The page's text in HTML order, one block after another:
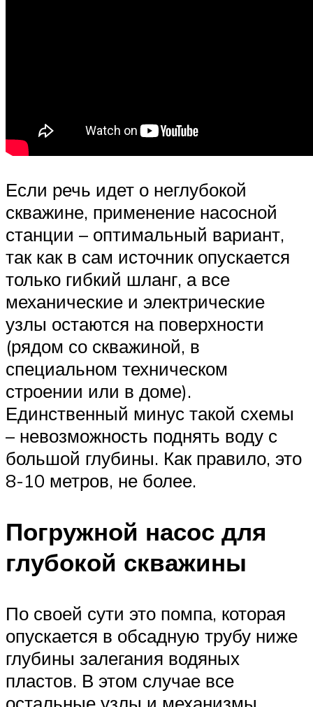
Если речь идет о неглубокой
скважине, применение насосной
станции – оптимальный вариант,
так как в сам источник опускается
только гибкий шланг, а все
механические и электрические
узлы остаются на поверхности
(рядом со скважиной, в
специальном техническом
строении или в доме).
Единственный минус такой схемы
– невозможность поднять воду с
большой глубины. Как правило, это
8-10 метров, не более.
Погружной насос для
глубокой скважины
По своей сути это помпа, которая
опускается в обсадную трубу ниже
глубины залегания водяных
пластов. В этом случае все